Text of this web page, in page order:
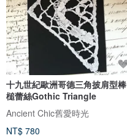
十九世紀歐洲哥德三角披肩型棒
槌蕾絲Gothic Triangle
Ancient Chic舊愛時光
NT$ 780